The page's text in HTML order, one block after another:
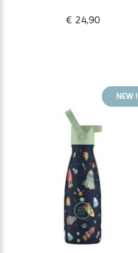
€ 24,90
NEW !